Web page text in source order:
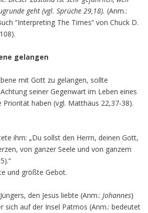
geht (vgl. Sprüche 29,18). (Anm.:
“Interpreting The Times“ von Chuck D.
gelangen
mit Gott zu gelangen, sollte
seiner Gegenwart im Leben eines
Priorität haben (vgl. Matthäus 22,37-38).
ihm: „Du sollst den Herrn, deinen Gott,
von ganzer Seele und von ganzem
und größte Gebot.
den Jesus liebte (Anm.: Johannes)
sich auf der Insel Patmos (Anm.: bedeutet